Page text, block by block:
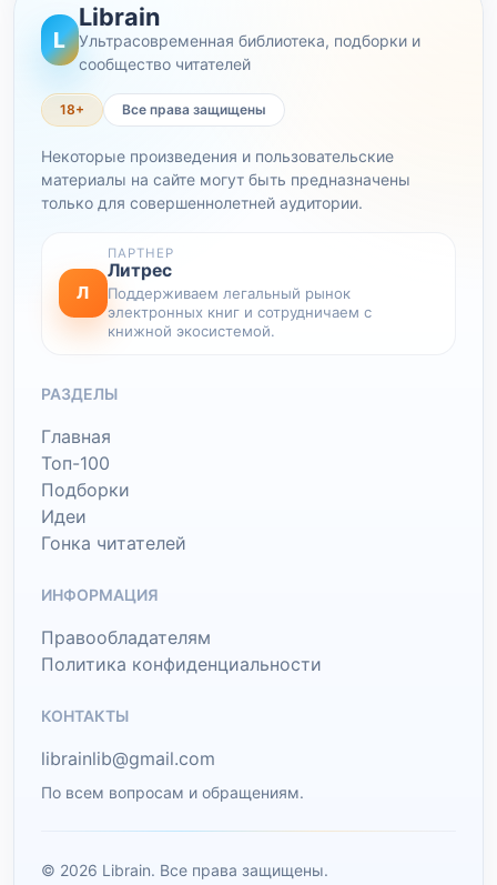
L
Librain
Ультрасовременная библиотека, подборки и
сообщество читателей
18+ Все права защищены
Некоторые произведения и пользовательские
материалы на сайте могут быть предназначены
только для совершеннолетней аудитории.
Л
ПАРТНЕР
Литрес
Поддерживаем легальный рынок
электронных книг и сотрудничаем с
книжной экосистемой.
РАЗДЕЛЫ
Главная
Топ-100
Подборки
Идеи
Гонка читателей
ИНФОРМАЦИЯ
Правообладателям
Политика конфиденциальности
КОНТАКТЫ
librainlib@gmail.com
По всем вопросам и обращениям.
© 2026 Librain. Все права защищены.